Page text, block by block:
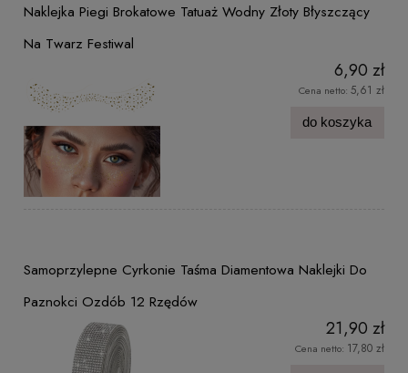
Naklejka Piegi Brokatowe Tatuaż Wodny Złoty Błyszczący
Na Twarz Festiwal
6,90 zł
Cena netto: 5,61 zł
do koszyka
Samoprzylepne Cyrkonie Taśma Diamentowa Naklejki Do
Paznokci Ozdób 12 Rzędów
21,90 zł
Cena netto: 17,80 zł